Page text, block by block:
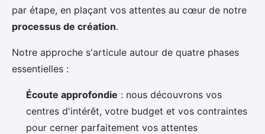
par étape, en plaçant vos attentes au cœur de notre
processus de création.
Notre approche s'articule autour de quatre phases
essentielles :
Écoute approfondie : nous découvrons vos
centres d'intérêt, votre budget et vos contraintes
pour cerner parfaitement vos attentes